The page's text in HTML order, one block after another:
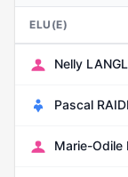
ELU(E)
Nelly
Pascal
Marie-Odile